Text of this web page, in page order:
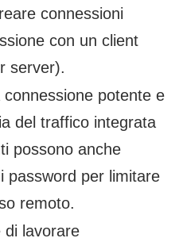
connessioni
con un client
server).
potente e
del traffico integrata
possono anche
password per limitare
remoto.
di lavorare